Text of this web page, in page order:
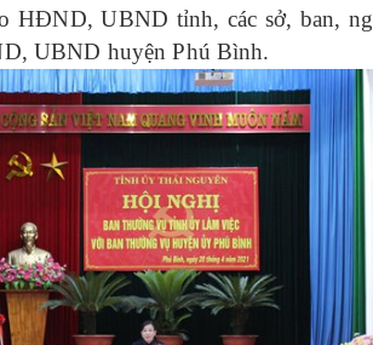
UBND tỉnh, các sở, ban,
UBND huyện Phú Bình.